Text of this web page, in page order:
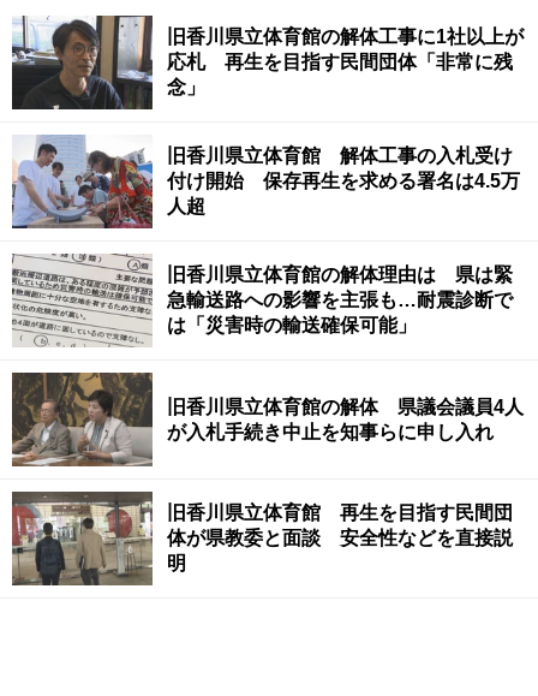
旧香川県立体育館の解体工事に1社以上が
応札 再生を目指す民間団体「非常に残
念」
旧香川県立体育館 解体工事の入札受け
付け開始 保存再生を求める署名は4.5万
人超
旧香川県立体育館の解体理由は 県は緊
急輸送路への影響を主張も…耐震診断で
は「災害時の輸送確保可能」
旧香川県立体育館の解体 県議会議員4人
が入札手続き中止を知事らに申し入れ
旧香川県立体育館 再生を目指す民間団
体が県教委と面談 安全性などを直接説
明